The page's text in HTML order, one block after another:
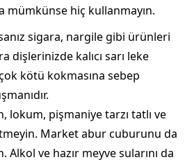
hiç kullanmayın.
sigara, nargile gibi ürünleri
dişlerinizde kalıcı sarı leke
çok kötü kokmasına sebep
lokum, pişmaniye tarzı tatlı ve
Market abur cuburunu da
Alkol ve hazır meyve sularını da